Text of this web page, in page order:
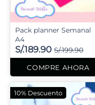
Pack planner Semanal
A4
S/.189.90 S/.199.90
COMPRE AHORA
10% Descuento